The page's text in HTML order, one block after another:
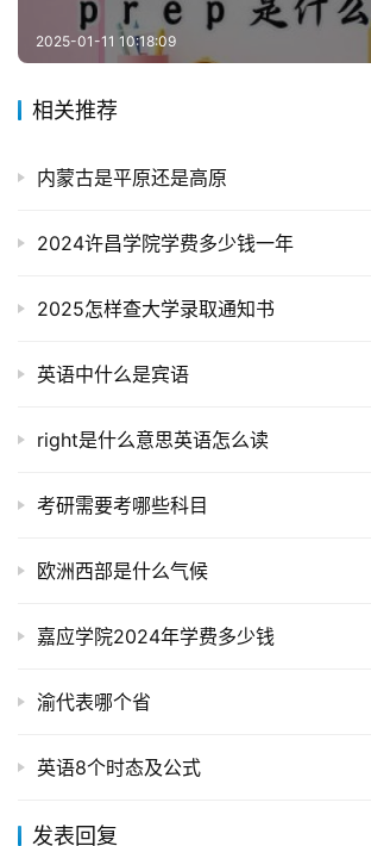
2025-01-11 10:18:09
相关推荐
内蒙古是平原还是高原
2024许昌学院学费多少钱一年
2025怎样查大学录取通知书
英语中什么是宾语
right是什么意思英语怎么读
考研需要考哪些科目
欧洲西部是什么气候
嘉应学院2024年学费多少钱
渝代表哪个省
英语8个时态及公式
发表回复